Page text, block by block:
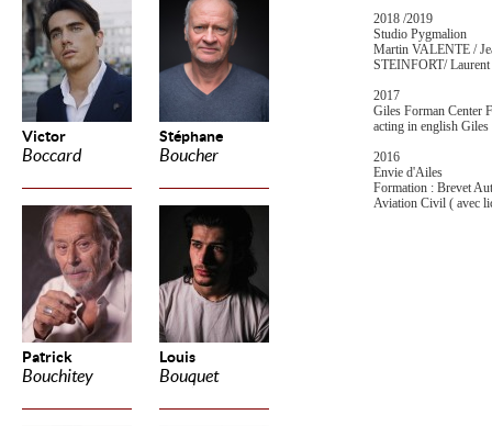
Victor
Boccard
Stéphane
Boucher
Patrick
Bouchitey
Louis
Bouquet
2018 /2019
Studio Pygmalion
Martin VALENTE /
STEINFORT/
2017
Giles Forman Center
acting in english
2016
Envie d'Ailes
Formation : Brevet
Aviation Civil ( avec